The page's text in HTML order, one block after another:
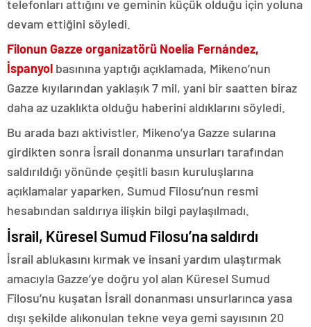
telefonları attığını ve geminin küçük olduğu için yoluna
devam ettiğini söyledi.
Filonun Gazze organizatörü Noelia Fernández,
İspanyol basınına yaptığı açıklamada, Mikeno’nun
Gazze kıyılarından yaklaşık 7 mil, yani bir saatten biraz
daha az uzaklıkta olduğu haberini aldıklarını söyledi.
Bu arada bazı aktivistler, Mikeno’ya Gazze sularına
girdikten sonra İsrail donanma unsurları tarafından
saldırıldığı yönünde çeşitli basın kuruluşlarına
açıklamalar yaparken, Sumud Filosu’nun resmi
hesabından saldırıya ilişkin bilgi paylaşılmadı.
İsrail, Küresel Sumud Filosu’na saldırdı
İsrail ablukasını kırmak ve insani yardım ulaştırmak
amacıyla Gazze’ye doğru yol alan Küresel Sumud
Filosu’nu kuşatan İsrail donanması unsurlarınca yasa
dışı şekilde alıkonulan tekne veya gemi sayısının 20